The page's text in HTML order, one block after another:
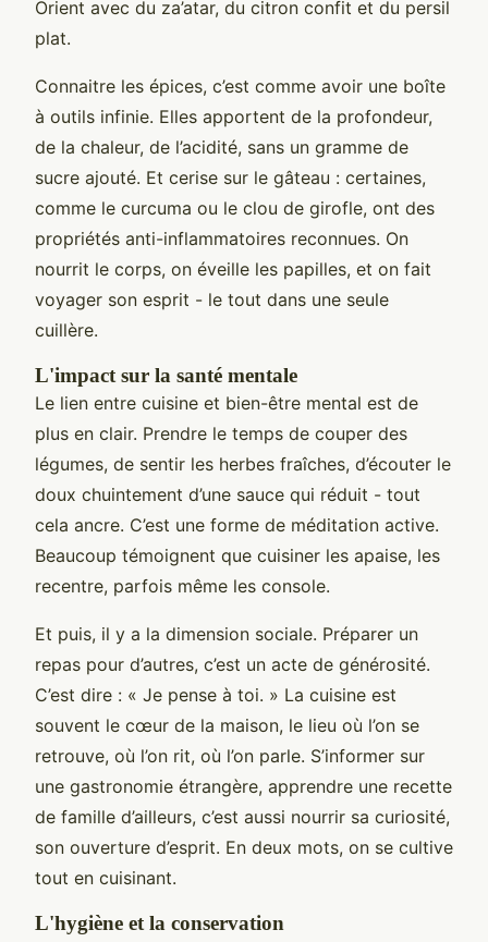
Orient avec du za’atar, du citron confit et du persil
plat.
Connaitre les épices, c’est comme avoir une boîte
à outils infinie. Elles apportent de la profondeur,
de la chaleur, de l’acidité, sans un gramme de
sucre ajouté. Et cerise sur le gâteau : certaines,
comme le curcuma ou le clou de girofle, ont des
propriétés anti-inflammatoires reconnues. On
nourrit le corps, on éveille les papilles, et on fait
voyager son esprit - le tout dans une seule
cuillère.
L'impact sur la santé mentale
Le lien entre cuisine et bien-être mental est de
plus en clair. Prendre le temps de couper des
légumes, de sentir les herbes fraîches, d’écouter le
doux chuintement d’une sauce qui réduit - tout
cela ancre. C’est une forme de méditation active.
Beaucoup témoignent que cuisiner les apaise, les
recentre, parfois même les console.
Et puis, il y a la dimension sociale. Préparer un
repas pour d’autres, c’est un acte de générosité.
C’est dire : « Je pense à toi. » La cuisine est
souvent le cœur de la maison, le lieu où l’on se
retrouve, où l’on rit, où l’on parle. S’informer sur
une gastronomie étrangère, apprendre une recette
de famille d’ailleurs, c’est aussi nourrir sa curiosité,
son ouverture d’esprit. En deux mots, on se cultive
tout en cuisinant.
L'hygiène et la conservation